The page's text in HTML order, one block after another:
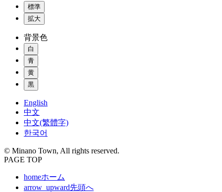
標準
拡大
背景色
白
青
黄
黒
English
中文
中文(繁體字)
한국어
© Minano Town, All rights reserved.
PAGE TOP
homeホーム
arrow_upward先頭へ